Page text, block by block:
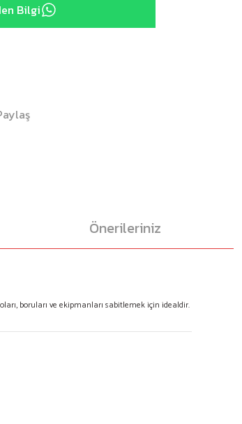
Bilgi
Önerileriniz
boruları ve ekipmanları sabitlemek için idealdir.